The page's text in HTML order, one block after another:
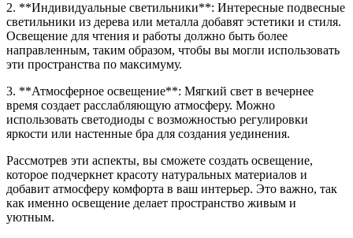
2. **Индивидуальные светильники**: Интересные подвесные
светильники из дерева или металла добавят эстетики и стиля.
Освещение для чтения и работы должно быть более
направленным, таким образом, чтобы вы могли использовать
эти пространства по максимуму.
3. **Атмосферное освещение**: Мягкий свет в вечернее
время создает расслабляющую атмосферу. Можно
использовать светодиоды с возможностью регулировки
яркости или настенные бра для создания уединения.
Рассмотрев эти аспекты, вы сможете создать освещение,
которое подчеркнет красоту натуральных материалов и
добавит атмосферу комфорта в ваш интерьер. Это важно, так
как именно освещение делает пространство живым и
уютным.